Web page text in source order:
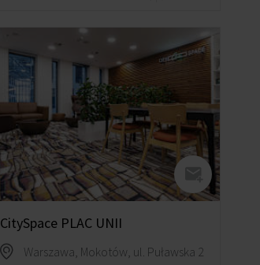
CitySpace PLAC UNII
Warszawa, Mokotów, ul. Puławska 2